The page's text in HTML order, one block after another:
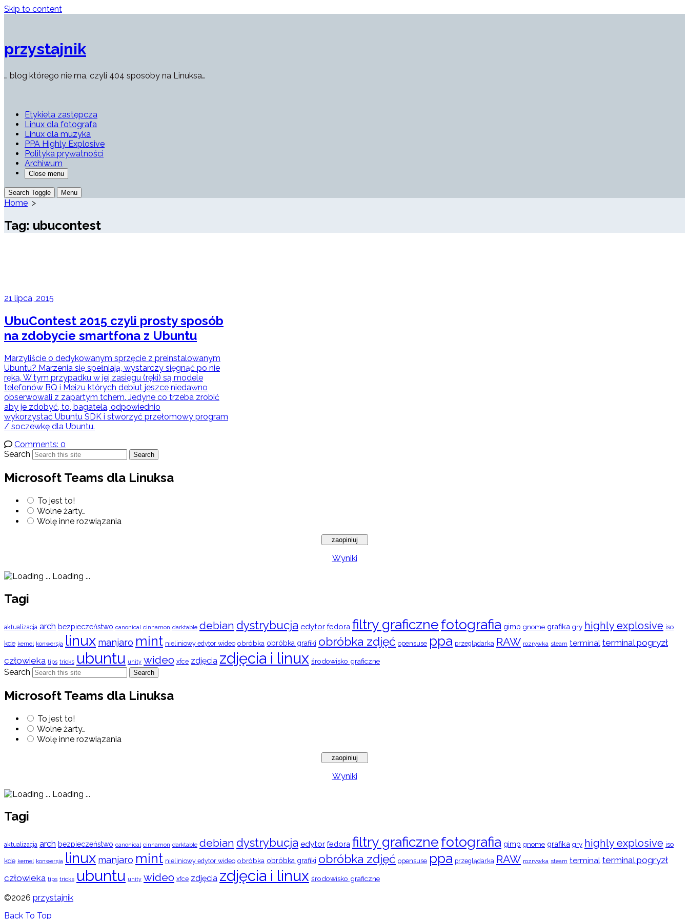
Skip to content
przystajnik
… blog którego nie ma, czyli 404 sposoby na Linuksa…
Etykieta zastępcza
Linux dla fotografa
Linux dla muzyka
PPA Highly Explosive
Polityka prywatności
Archiwum
Close menu
Search Toggle Menu
Home >
Tag: ubucontest
21 lipca, 2015
UbuContest 2015 czyli prosty sposób
na zdobycie smartfona z Ubuntu
Marzyliście o dedykowanym sprzęcie z preinstalowanym
Ubuntu? Marzenia się spełniają, wystarczy sięgnąć po nie
ręką. W tym przypadku w jej zasięgu (ręki) są modele
telefonów BQ i Meizu których debiut jeszce niedawno
obserwowali z zapartym tchem. Jedyne co trzeba zrobić
aby je zdobyć, to, bagatela, odpowiednio
wykorzystać Ubuntu SDK i stworzyć przełomowy program
/ soczewkę dla Ubuntu.
Comments: 0
Search
Search
Microsoft Teams dla Linuksa
To jest to!
Wolne żarty…
Wolę inne rozwiązania
Wyniki
Loading ...
Tagi
aktualizacja arch bezpieczeństwo canonical cinnamon darktable debian dystrybucja edytor fedora filtry graficznefotografia gimp gnome grafika gry highly explosive iso
kde kernel konwersja linux manjaro mint nieliniowy edytor wideo obróbka obróbka grafiki obróbka zdjęć opensuse ppa przeglądarka RAW rozrywka steam terminal terminal pogryzł
człowieka tips tricks ubuntu unity wideo xfce zdjęcia zdjęcia i linux środowisko graficzne
Search Search
Microsoft Teams dla Linuksa
To jest to!
Wolne żarty…
Wolę inne rozwiązania
Wyniki
Loading ...
Tagi
aktualizacja arch bezpieczeństwo canonical cinnamon darktable debian dystrybucja edytor fedora filtry graficznefotografia gimp gnome grafika gry highly explosive iso
kde kernel konwersja linux manjaro mint nieliniowy edytor wideo obróbka obróbka grafiki obróbka zdjęć opensuse ppa przeglądarka RAW rozrywka steam terminal terminal pogryzł
człowieka tips tricks ubuntu unity wideo xfce zdjęcia zdjęcia i linux środowisko graficzne
©2026 przystajnik
Back To Top